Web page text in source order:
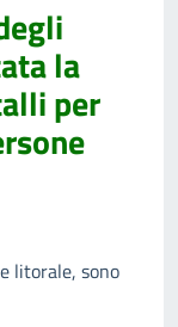
la
per
litorale, sono